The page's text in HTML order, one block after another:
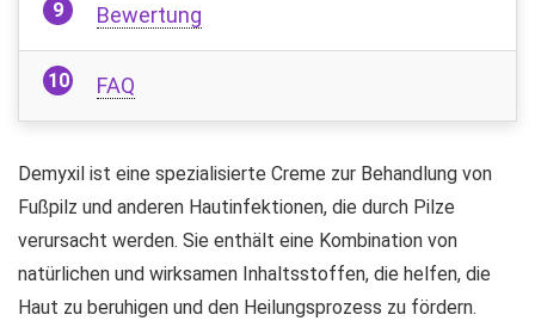
Bewertung
FAQ
Demyxil ist eine spezialisierte Creme zur Behandlung von
Fußpilz und anderen Hautinfektionen, die durch Pilze
verursacht werden. Sie enthält eine Kombination von
natürlichen und wirksamen Inhaltsstoffen, die helfen, die
Haut zu beruhigen und den Heilungsprozess zu fördern.